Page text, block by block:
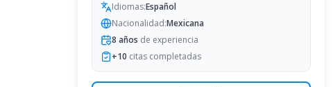
Idiomas:Español
Nacionalidad:Mexicana
8 años de experiencia
+10 citas completadas